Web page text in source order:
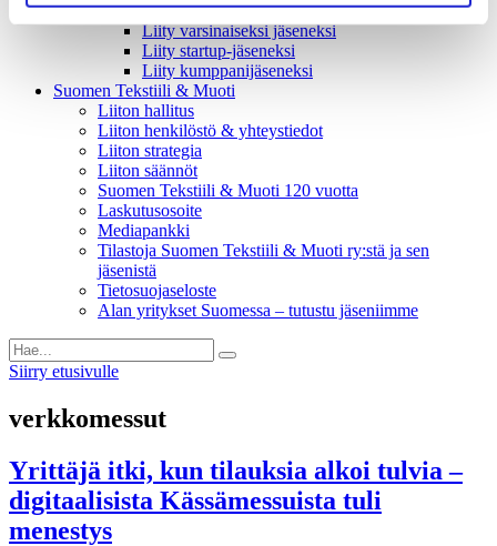
Suomen Tekstiili & Muodin jäsenyysmuodot
Liity varsinaiseksi jäseneksi
Liity startup-jäseneksi
Liity kumppani­jäseneksi
Suomen Tekstiili & Muoti
Liiton hallitus
Liiton henkilöstö & yhteystiedot
Liiton strategia
Liiton säännöt
Suomen Tekstiili & Muoti 120 vuotta
Laskutusosoite
Mediapankki
Tilastoja Suomen Tekstiili & Muoti ry:stä ja sen
jäsenistä
Tietosuojaseloste
Alan yritykset Suomessa – tutustu jäseniimme
Siirry etusivulle
verkkomessut
Yrittäjä itki, kun tilauksia alkoi tulvia –
digitaalisista Kässämessuista tuli
menestys